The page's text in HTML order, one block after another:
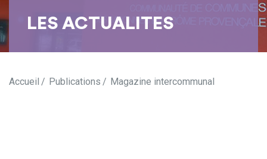
LES ACTUALITES
Accueil Publications Magazine intercommunal